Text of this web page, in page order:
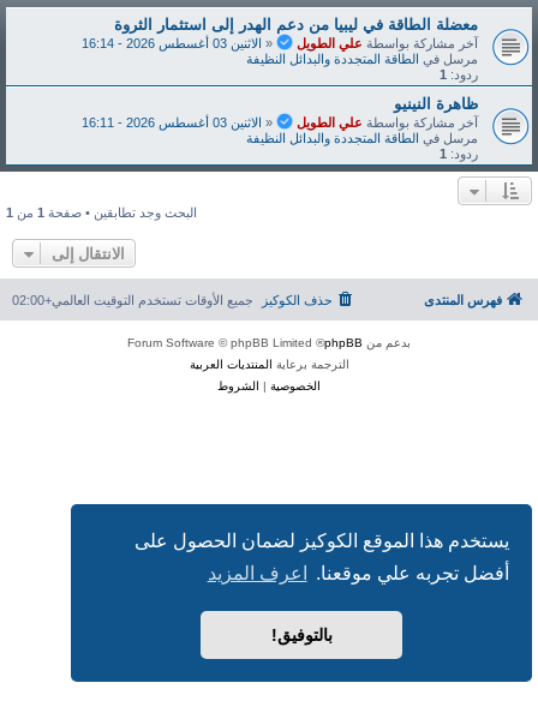
يستخدم هذا الموقع الكوكيز لضمان الحصول على
أفضل تجربه علي موقعنا.
اعرف المزيد
بالتوفيق!
معضلة الطاقة في ليبيا من دعم الهدر إلى استثمار الثروة
آخر مشاركة بواسطة علي الطويل « الاثنين 03 أغسطس 2026 - 16:14
مرسل في الطاقة المتجددة والبدائل النظيفة
ردود: 1
ظاهرة النينيو
آخر مشاركة بواسطة علي الطويل « الاثنين 03 أغسطس 2026 - 16:11
مرسل في الطاقة المتجددة والبدائل النظيفة
ردود: 1
البحث وجد تطابقين • صفحة 1 من 1
الانتقال إلى
فهرس المنتدى جميع الأوقات تستخدم التوقيت العالمي+02:00 حذف الكوكيز
بدعم من phpBB
® Forum Software © phpBB Limited
الترجمة برعاية المنتديات العربية
الخصوصية | الشروط